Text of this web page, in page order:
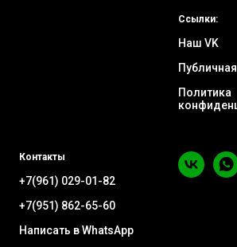
Ссылки:
Наш VK
Политика
Контакты
+7(961) 029-01-82
+7(951) 862-65-60
Написать в WhatsApp